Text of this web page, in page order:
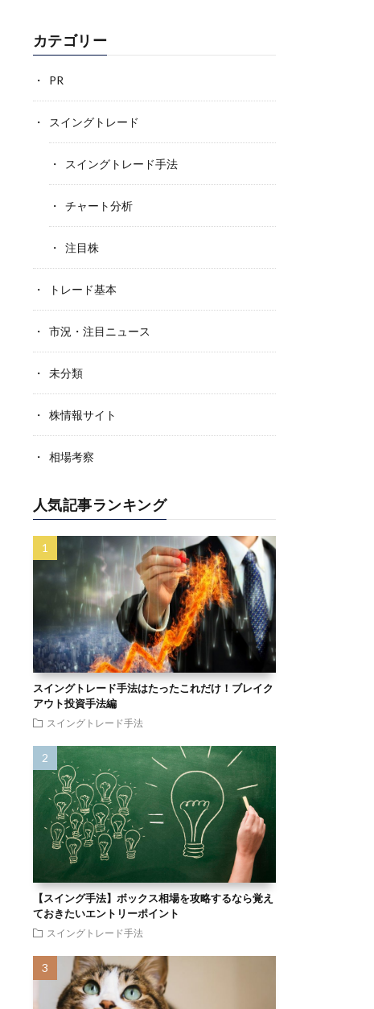
カテゴリー
PR
スイングトレード
スイングトレード手法
チャート分析
注目株
トレード基本
市況・注目ニュース
未分類
株情報サイト
相場考察
人気記事ランキング
スイングトレード手法はたったこれだけ！ブレイク
アウト投資手法編
スイングトレード手法
【スイング手法】ボックス相場を攻略するなら覚え
ておきたいエントリーポイント
スイングトレード手法